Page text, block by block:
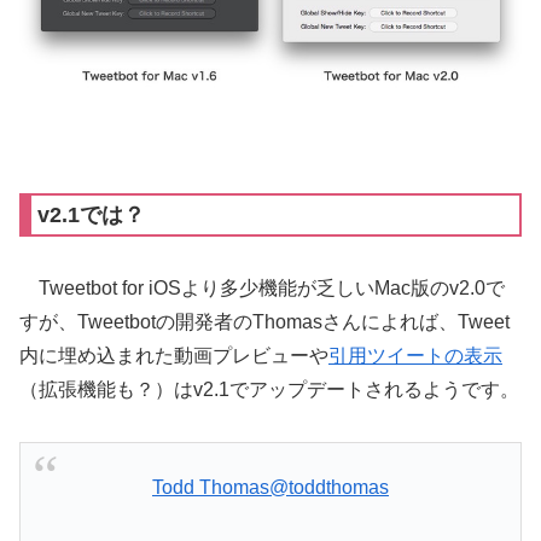
v2.1では？
Tweetbot for iOSより多少機能が乏しいMac版のv2.0で
すが、Tweetbotの開発者のThomasさんによれば、Tweet
内に埋め込まれた動画プレビューや引用ツイートの表示
（拡張機能も？）はv2.1でアップデートされるようです。
Todd Thomas@toddthomas